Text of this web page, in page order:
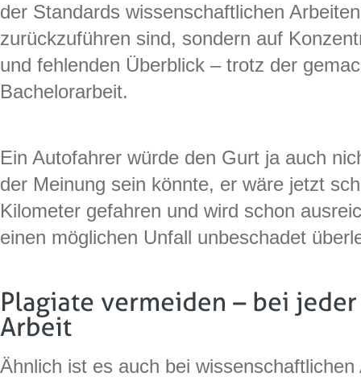
der Standards wissenschaftlichen
zurückzuführen sind, sondern auf
und fehlenden Überblick – trotz der
Bachelorarbeit.
Ein Autofahrer würde den Gurt ja auch
der Meinung sein könnte, er wäre jetzt
Kilometer gefahren und wird schon
einen möglichen Unfall unbeschadet
Ähnlich ist es auch bei